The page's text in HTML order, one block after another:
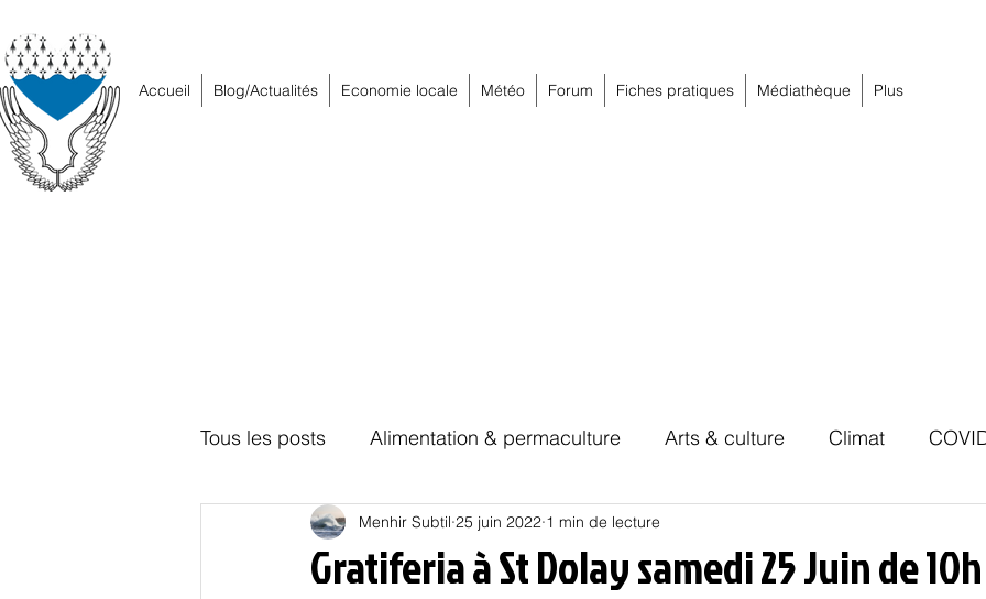
Accueil Blog/Actualités Economie locale Météo Forum Fiches pratiques Médiathèque Plus
Tous les posts Alimentation & permaculture Arts & culture Climat
Education Energies Habitat Hors piste
Gratiferia à St Dolay samedi 25 Juin de 10h
Menhir Subtil 25 juin 2022 1 min de lecture